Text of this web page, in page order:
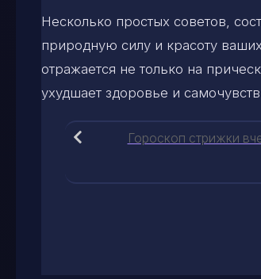
Несколько простых советов,
природную силу и красоту
отражается не только на
ухудшает здоровье и
Гороскоп стрижки